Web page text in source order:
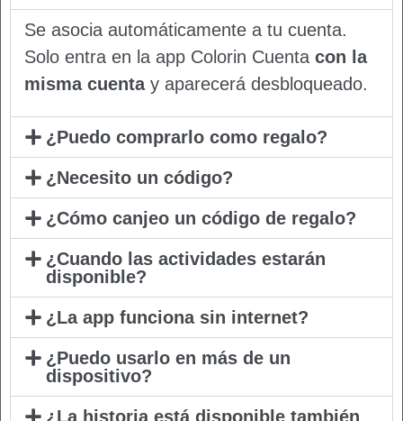
Se asocia automáticamente a tu cuenta.
Solo entra en la app Colorin Cuenta con la
misma cuentay aparecerá desbloqueado.
¿Puedo comprarlo como regalo?
¿Necesito un código?
¿Cómo canjeo un código de regalo?
¿Cuando las actividades estarán
disponible?
¿La app funciona sin internet?
¿Puedo usarlo en más de un
dispositivo?
¿La historia está disponible también